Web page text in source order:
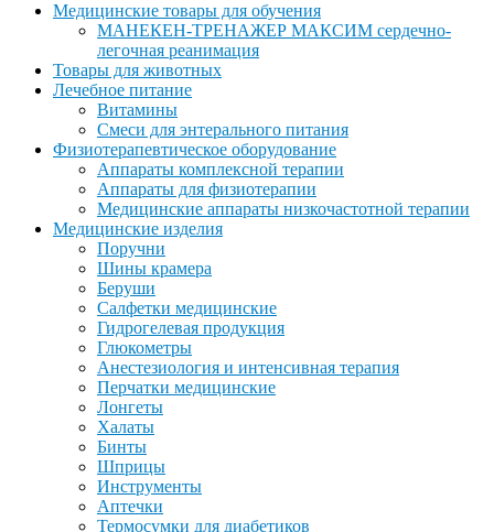
Медицинские товары для обучения
МАНЕКЕН-ТРЕНАЖЕР МАКСИМ сердечно-
легочная реанимация
Товары для животных
Лечебное питание
Витамины
Смеси для энтерального питания
Физиотерапевтическое оборудование
Аппараты комплексной терапии
Аппараты для физиотерапии
Медицинские аппараты низкочастотной терапии
Медицинские изделия
Поручни
Шины крамера
Беруши
Салфетки медицинские
Гидрогелевая продукция
Глюкометры
Анестезиология и интенсивная терапия
Перчатки медицинские
Лонгеты
Халаты
Бинты
Шприцы
Инструменты
Аптечки
Термосумки для диабетиков